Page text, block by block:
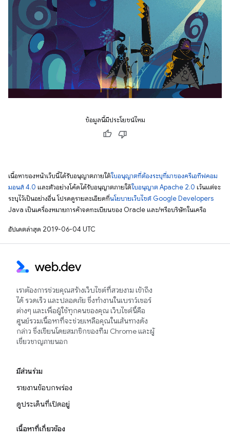
ข้อมูลนี้มีประโยชน์ไหม
เนื้อหาของหน้าเว็บนี้ได้รับอนุญาตภายใต้ใบอนุญาตที่ต้องระบุที่มาของครีเอทีฟคอม
มอนส์ 4.0 และตัวอย่างโค้ดได้รับอนุญาตภายใต้ใบอนุญาต Apache 2.0 เว้นแต่จะ
ระบุไว้เป็นอย่างอื่น โปรดดูรายละเอียดที่นโยบายเว็บไซต์ Google Developers
Java เป็นเครื่องหมายการค้าจดทะเบียนของ Oracle และ/หรือบริษัทในเครือ
อัปเดตล่าสุด 2019-06-04 UTC
เราต้องการช่วยคุณสร้างเว็บไซต์ที่สวยงาม เข้าถึง
ได้ รวดเร็ว และปลอดภัย ซึ่งทำงานในเบราว์เซอร์
ต่างๆ และเพื่อผู้ใช้ทุกคนของคุณ เว็บไซต์นี้คือ
ศูนย์รวมเนื้อหาที่จะช่วยเหลือคุณในเส้นทางดัง
กล่าว ซึ่งเขียนโดยสมาชิกของทีม Chrome และผู้
เชี่ยวชาญภายนอก
มีส่วนร่วม
รายงานข้อบกพร่อง
ดูประเด็นที่เปิดอยู่
เนื้อหาที่เกี่ยวข้อง